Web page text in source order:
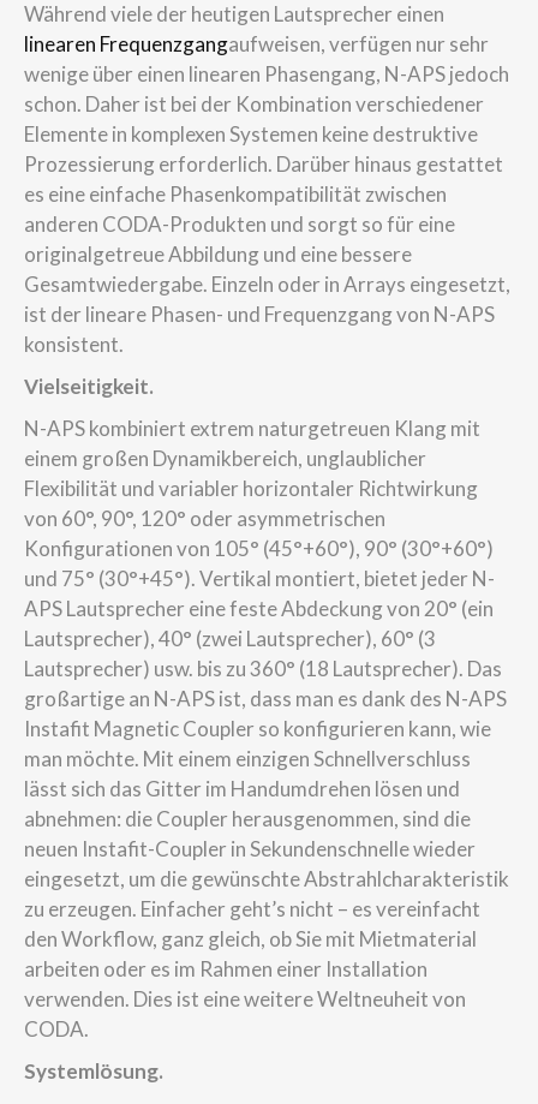
Während viele der heutigen Lautsprecher einen
linearen Frequenzgangaufweisen, verfügen nur sehr
wenige über einen linearen Phasengang, N-APS jedoch
schon. Daher ist bei der Kombination verschiedener
Elemente in komplexen Systemen keine destruktive
Prozessierung erforderlich. Darüber hinaus gestattet
es eine einfache Phasenkompatibilität zwischen
anderen CODA-Produkten und sorgt so für eine
originalgetreue Abbildung und eine bessere
Gesamtwiedergabe. Einzeln oder in Arrays eingesetzt,
ist der lineare Phasen- und Frequenzgang von N-APS
konsistent.
Vielseitigkeit.
N-APS kombiniert extrem naturgetreuen Klang mit
einem großen Dynamikbereich, unglaublicher
Flexibilität und variabler horizontaler Richtwirkung
von 60°, 90°, 120° oder asymmetrischen
Konfigurationen von 105° (45°+60°), 90° (30°+60°)
und 75° (30°+45°). Vertikal montiert, bietet jeder N-
APS Lautsprecher eine feste Abdeckung von 20° (ein
Lautsprecher), 40° (zwei Lautsprecher), 60° (3
Lautsprecher) usw. bis zu 360° (18 Lautsprecher). Das
großartige an N-APS ist, dass man es dank des N-APS
Instafit Magnetic Coupler so konfigurieren kann, wie
man möchte. Mit einem einzigen Schnellverschluss
lässt sich das Gitter im Handumdrehen lösen und
abnehmen: die Coupler herausgenommen, sind die
neuen Instafit-Coupler in Sekundenschnelle wieder
eingesetzt, um die gewünschte Abstrahlcharakteristik
zu erzeugen. Einfacher geht’s nicht – es vereinfacht
den Workflow, ganz gleich, ob Sie mit Mietmaterial
arbeiten oder es im Rahmen einer Installation
verwenden. Dies ist eine weitere Weltneuheit von
CODA.
Systemlösung.